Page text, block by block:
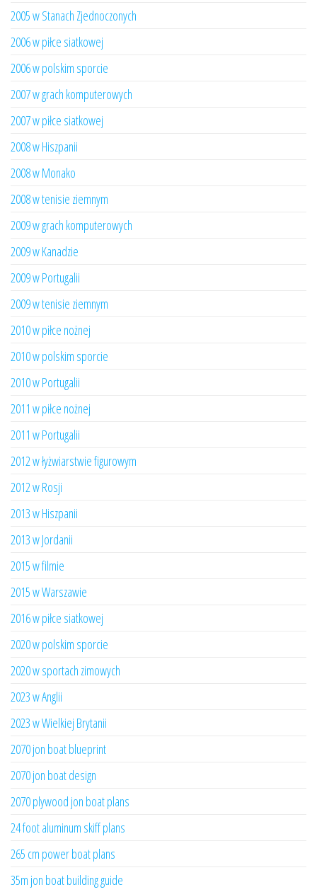
2005 w Stanach Zjednoczonych
2006 w piłce siatkowej
2006 w polskim sporcie
2007 w grach komputerowych
2007 w piłce siatkowej
2008 w Hiszpanii
2008 w Monako
2008 w tenisie ziemnym
2009 w grach komputerowych
2009 w Kanadzie
2009 w Portugalii
2009 w tenisie ziemnym
2010 w piłce nożnej
2010 w polskim sporcie
2010 w Portugalii
2011 w piłce nożnej
2011 w Portugalii
2012 w łyżwiarstwie figurowym
2012 w Rosji
2013 w Hiszpanii
2013 w Jordanii
2015 w filmie
2015 w Warszawie
2016 w piłce siatkowej
2020 w polskim sporcie
2020 w sportach zimowych
2023 w Anglii
2023 w Wielkiej Brytanii
2070 jon boat blueprint
2070 jon boat design
2070 plywood jon boat plans
24 foot aluminum skiff plans
265 cm power boat plans
35m jon boat building guide